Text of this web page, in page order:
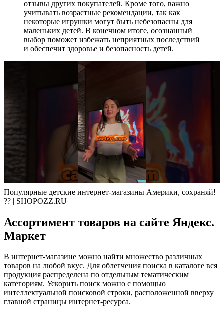
отзывы других покупателей. Кроме того, важно
учитывать возрастные рекомендации, так как
некоторые игрушки могут быть небезопасны для
маленьких детей. В конечном итоге, осознанный
выбор поможет избежать неприятных последствий
и обеспечит здоровье и безопасность детей.
Популярные детские интернет-магазины Америки, сохраняй!
?? | SHOPOZZ.RU
Ассортимент товаров на сайте Яндекс.
Маркет
В интернет-магазине можно найти множество различных
товаров на любой вкус. Для облегчения поиска в каталоге вся
продукция распределена по отдельным тематическим
категориям. Ускорить поиск можно с помощью
интеллектуальной поисковой строки, расположенной вверху
главной страницы интернет-ресурса.